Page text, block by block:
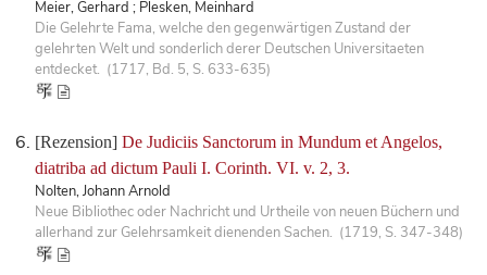
Meier, Gerhard ; Plesken, Meinhard
Die Gelehrte Fama, welche den gegenwärtigen Zustand der
gelehrten Welt und sonderlich derer Deutschen Universitaeten
entdecket. (1717, Bd. 5, S. 633-635)
[Rezension] De Judiciis Sanctorum in Mundum et Angelos,
diatriba ad dictum Pauli I. Corinth. VI. v. 2, 3.
Nolten, Johann Arnold
Neue Bibliothec oder Nachricht und Urtheile von neuen Büchern und
allerhand zur Gelehrsamkeit dienenden Sachen. (1719, S. 347-348)